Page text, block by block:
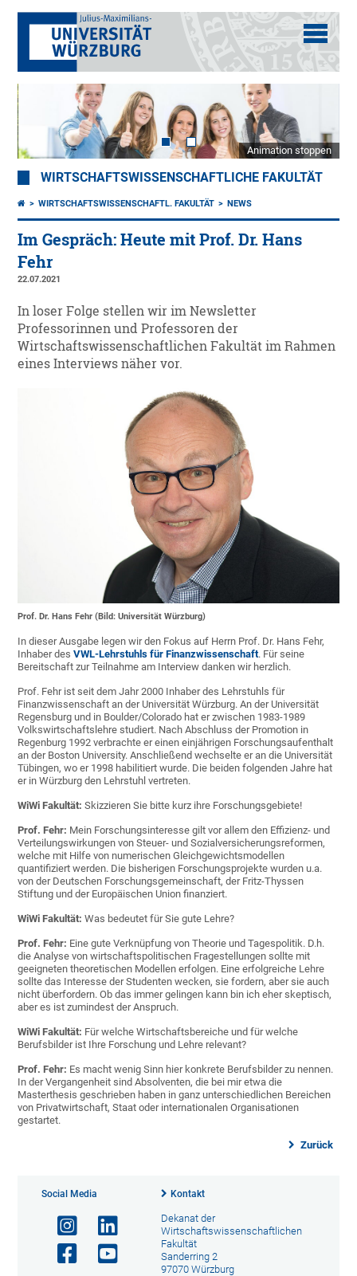
Animation stoppen
WIRTSCHAFTSWISSENSCHAFTLICHE FAKULTÄT
WIRTSCHAFTSWISSENSCHAFTL. FAKULTÄT NEWS
Im Gespräch: Heute mit Prof. Dr. Hans
Fehr
22.07.2021
In loser Folge stellen wir im Newsletter
Professorinnen und Professoren der
Wirtschaftswissenschaftlichen Fakultät im Rahmen
eines Interviews näher vor.
Prof. Dr. Hans Fehr (Bild: Universität Würzburg)
In dieser Ausgabe legen wir den Fokus auf Herrn Prof. Dr. Hans Fehr,
Inhaber desVWL-Lehrstuhls für Finanzwissenschaft. Für seine
Bereitschaft zur Teilnahme am Interview danken wir herzlich.
Prof. Fehr ist seit dem Jahr 2000 Inhaber des Lehrstuhls für
Finanzwissenschaft an der Universität Würzburg. An der Universität
Regensburg und in Boulder/Colorado hat er zwischen 1983-1989
Volkswirtschaftslehre studiert. Nach Abschluss der Promotion in
Regenburg 1992 verbrachte er einen einjährigen Forschungsaufenthalt
an der Boston University. Anschließend wechselte er an die Universität
Tübingen, wo er 1998 habilitiert wurde. Die beiden folgenden Jahre hat
er in Würzburg den Lehrstuhl vertreten.
WiWi Fakultät:Skizzieren Sie bitte kurz ihre Forschungsgebiete!
Prof. Fehr: Mein Forschungsinteresse gilt vor allem den Effizienz- und
Verteilungswirkungen von Steuer- und Sozialversicherungsreformen,
welche mit Hilfe von numerischen Gleichgewichtsmodellen
quantifiziert werden. Die bisherigen Forschungsprojekte wurden u.a.
von der Deutschen Forschungsgemeinschaft, der Fritz-Thyssen
Stiftung und der Europäischen Union finanziert.
WiWi Fakultät: Was bedeutet für Sie gute Lehre?
Prof. Fehr: Eine gute Verknüpfung von Theorie und Tagespolitik. D.h.
die Analyse von wirtschaftspolitischen Fragestellungen sollte mit
geeigneten theoretischen Modellen erfolgen. Eine erfolgreiche Lehre
sollte das Interesse der Studenten wecken, sie fordern, aber sie auch
nicht überfordern. Ob das immer gelingen kann bin ich eher skeptisch,
aber es ist zumindest der Anspruch.
WiWi Fakultät: Für welche Wirtschaftsbereiche und für welche
Berufsbilder ist Ihre Forschung und Lehre relevant?
Prof. Fehr: Es macht wenig Sinn hier konkrete Berufsbilder zu nennen.
In der Vergangenheit sind Absolventen, die bei mir etwa die
Masterthesis geschrieben haben in ganz unterschiedlichen Bereichen
von Privatwirtschaft, Staat oder internationalen Organisationen
gestartet.
Zurück
Social Media Kontakt
Dekanat der
Wirtschaftswissenschaftlichen
Fakultät
Sanderring 2
97070 Würzburg